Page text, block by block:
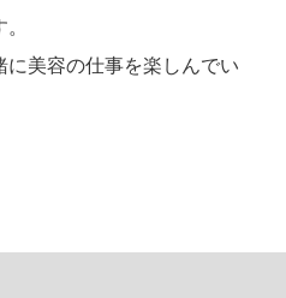
美容の仕事を楽しんでい